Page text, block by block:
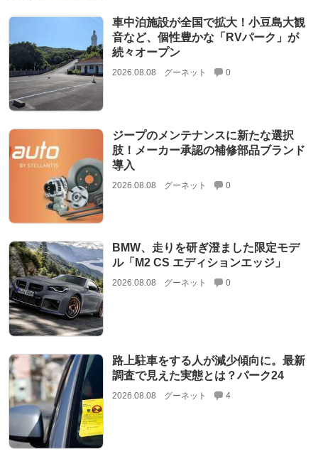
車中泊施設が全国で拡大！小豆島大観
音など、個性豊かな「RVパーク」が
続々オープン
2026.08.08 グーネット 0
ジープのメンテナンスに新たな選択
肢！メーカー承認の補修部品ブランド
導入
2026.08.08 グーネット 0
BMW、走りを研ぎ澄ました限定モデ
ル「M2 CS エディションエッジ」
2026.08.08 グーネット 0
路上駐車をする人が減少傾向に。最新
調査で見えた実態とは？パーク24
2026.08.08 グーネット 4